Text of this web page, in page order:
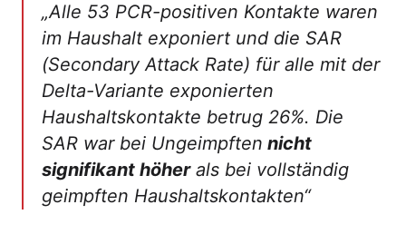
„Alle 53 PCR-positiven Kontakte waren
im Haushalt exponiert und die SAR
(Secondary Attack Rate) für alle mit der
Delta-Variante exponierten
Haushaltskontakte betrug 26%. Die
SAR war bei Ungeimpften nicht
signifikant höherals bei vollständig
geimpften Haushaltskontakten“